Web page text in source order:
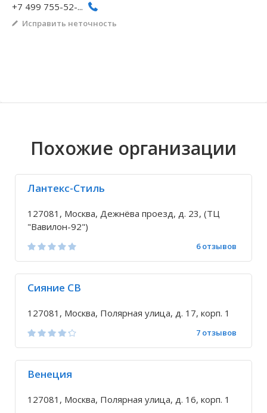
Волгоградская область
Кировоградская область
Восточно-Казахстанская область
+7 499 755-52-...
Исправить неточность
Похожие организации
Лантекс-Стиль
127081, Москва, Дежнёва проезд, д. 23, (ТЦ
"Вавилон-92")
6 отзывов
Сияние СВ
127081, Москва, Полярная улица, д. 17, корп. 1
7 отзывов
Венеция
127081, Москва, Полярная улица, д. 16, корп. 1